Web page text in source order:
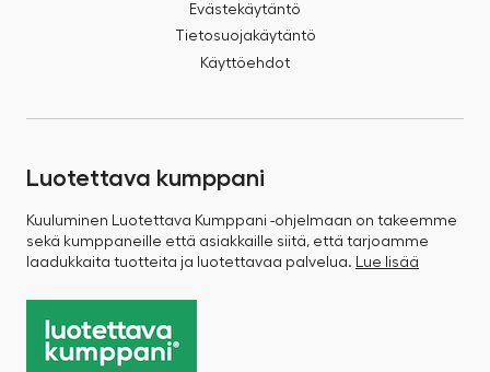
Evästekäytäntö
Tietosuojakäytäntö
Käyttöehdot
Luotettava kumppani
Kuuluminen Luotettava Kumppani -ohjelmaan on takeemme
sekä kumppaneille että asiakkaille siitä, että tarjoamme
laadukkaita tuotteita ja luotettavaa palvelua. Lue lisää